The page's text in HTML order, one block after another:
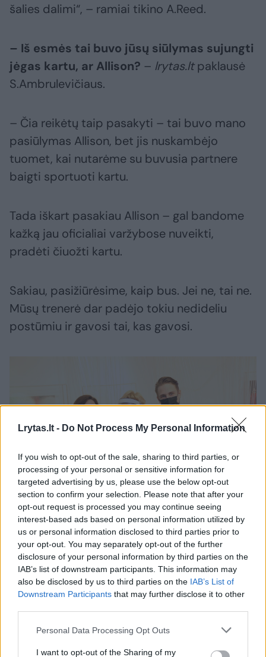
Lrytas.lt - Do Not Process My Personal Information
If you wish to opt-out of the sale, sharing to third parties, or
processing of your personal or sensitive information for
targeted advertising by us, please use the below opt-out
section to confirm your selection. Please note that after your
opt-out request is processed you may continue seeing
interest-based ads based on personal information utilized by
us or personal information disclosed to third parties prior to
your opt-out. You may separately opt-out of the further
disclosure of your personal information by third parties on the
IAB’s list of downstream participants. This information may
also be disclosed by us to third parties on the IAB’s List of
Downstream Participants that may further disclose it to other
Personal Data Processing Opt Outs
I want to opt-out of the Sharing of my
šalies dalimi“, – ramiai tikino A.Reed.
– Iš esmės tai buvo jūsų siūlymas sujungti
jėgas kartu, ar Allison? – lrytas.ltpaklausė
S.Ambrulevičiaus.
– Čia reikėtų taip pasakyti – tai buvo mano
pasiūlymas Allison, bet jis nuskambėjo
tuomet, kai nutarėme su buvusia partnere
baigti sportuoti kartu.
Tada iškart pasakiau Allison – gal bandome
kažką jau oficialiai varžybose nuveikti,
pradėti čiuožti kartu.
Sakiau, pasižiūrėsime, kaip bus. Jei ne, tai ne.
Mūsų trenerė dar padėjo tokiu nedideliu
postūmiu ir gavosi tai, kas gavosi.
Daugiau nuotraukų (7)
Saulius Ambrulevičius, Čiuožimo federacijos prezidentė
Lilija Vanagienė ir Allison Reed.
M.Patašiaus nuotr.
– Tačiau Allison prieš tai turėjo kitą šokių